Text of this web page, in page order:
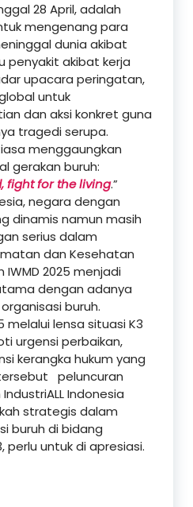
28 April, adalah
mengenang para
dunia akibat
penyakit akibat kerja
upacara peringatan,
untuk
dan aksi konkret guna
tragedi serupa.
menggaungkan
gerakan buruh:
fight for the living.”
negara dengan
dinamis namun masih
serius dalam
dan Kesehatan
2025 menjadi
dengan adanya
buruh.
melalui lensa situasi K3
urgensi perbaikan,
kerangka hukum yang
peluncuran
Indonesia
strategis dalam
buruh di bidang
perlu untuk di apresiasi.